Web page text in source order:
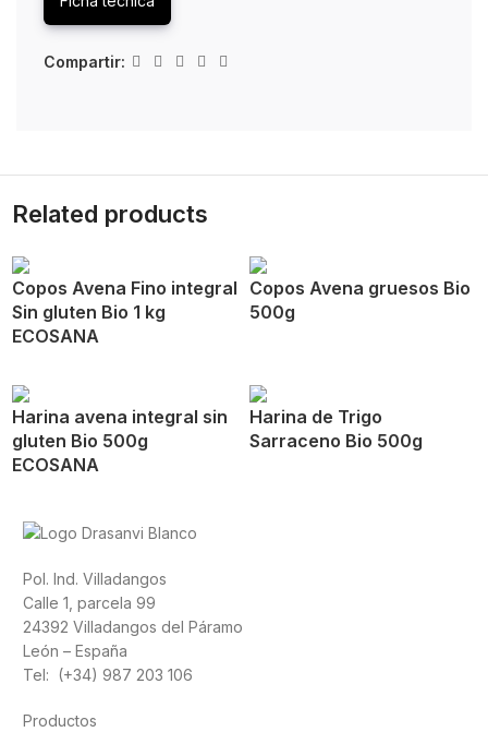
Compartir:
Related products
Copos Avena Fino integral
Sin gluten Bio 1 kg
ECOSANA
Copos Avena gruesos Bio
500g
Harina avena integral sin
gluten Bio 500g
ECOSANA
Harina de Trigo
Sarraceno Bio 500g
Pol. Ind. Villadangos
Calle 1, parcela 99
24392 Villadangos del Páramo
León – España
Tel: (+34) 987 203 106
Productos